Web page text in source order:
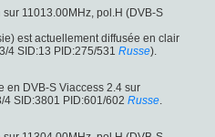
11013.00MHz, pol.H (DVB-S
est actuellement diffusée en clair
4 SID:13 PID:275/531 Russe).
en DVB-S Viaccess 2.4 sur
4 SID:3801 PID:601/602 Russe.